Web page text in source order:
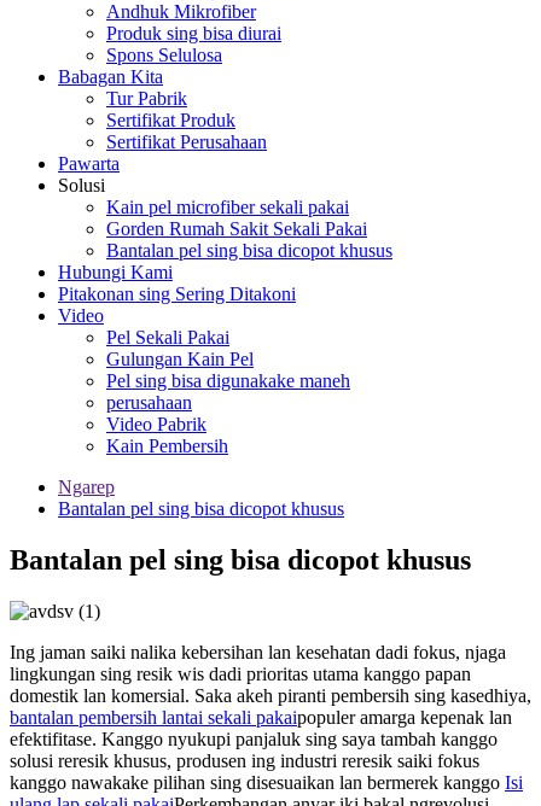
Andhuk Mikrofiber
Produk sing bisa diurai
Spons Selulosa
Babagan Kita
Tur Pabrik
Sertifikat Produk
Sertifikat Perusahaan
Pawarta
Solusi
Kain pel microfiber sekali pakai
Gorden Rumah Sakit Sekali Pakai
Bantalan pel sing bisa dicopot khusus
Hubungi Kami
Pitakonan sing Sering Ditakoni
Video
Pel Sekali Pakai
Gulungan Kain Pel
Pel sing bisa digunakake maneh
perusahaan
Video Pabrik
Kain Pembersih
Ngarep
Bantalan pel sing bisa dicopot khusus
Bantalan pel sing bisa dicopot khusus
Ing jaman saiki nalika kebersihan lan kesehatan dadi fokus, njaga
lingkungan sing resik wis dadi prioritas utama kanggo papan
domestik lan komersial. Saka akeh piranti pembersih sing kasedhiya,
bantalan pembersih lantai sekali pakaipopuler amarga kepenak lan
efektifitase. Kanggo nyukupi panjaluk sing saya tambah kanggo
solusi reresik khusus, produsen ing industri reresik saiki fokus
kanggo nawakake pilihan sing disesuaikan lan bermerek kanggo Isi